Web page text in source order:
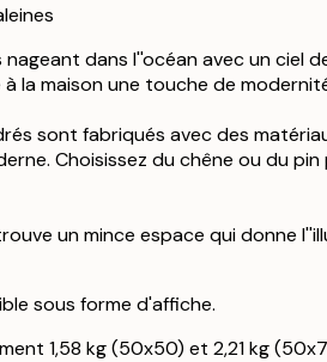
dans l''océan avec un ciel
la maison une touche de
sont fabriqués avec des
Choisissez du chêne ou du
un mince espace qui donne
sous forme d'affiche.
1,58 kg (50x50) et 2,21 kg